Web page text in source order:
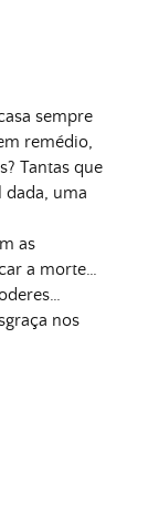
sempre
remédio,
Tantas que
uma
as
a morte…
nos